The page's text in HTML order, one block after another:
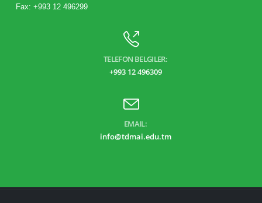
Fax: +993 12 496299
TELEFON BELGILER:
+993 12 496309
EMAIL:
info@tdmai.edu.tm